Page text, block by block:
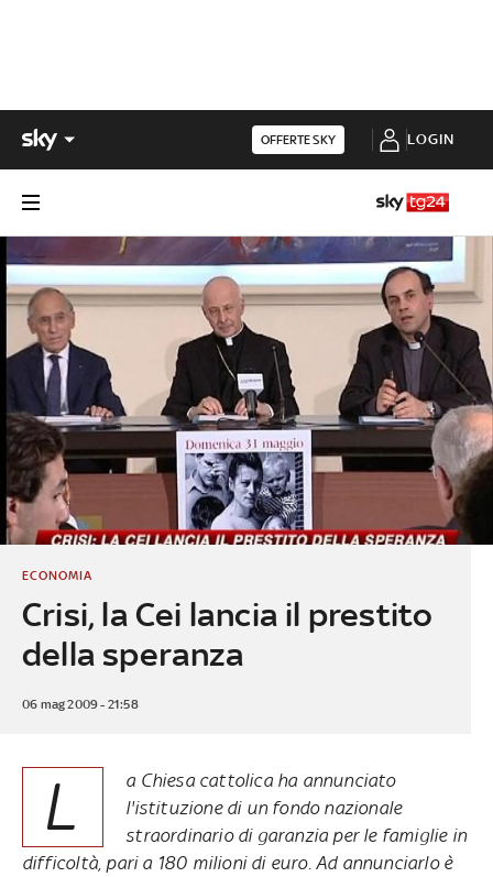
OFFERTE SKY LOGIN
Crisi, la Cei lancia il prestito
della speranza
ECONOMIA
06 mag 2009 - 21:58
L
a Chiesa cattolica ha annunciato
l'istituzione di un fondo nazionale
straordinario di garanzia per le famiglie in
difficoltà, pari a 180 milioni di euro. Ad annunciarlo è